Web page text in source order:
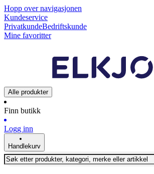
Hopp over navigasjonen
Kundeservice
PrivatkundeBedriftskunde
Mine favoritter
Alle produkter
Finn butikk
Logg inn
Handlekurv